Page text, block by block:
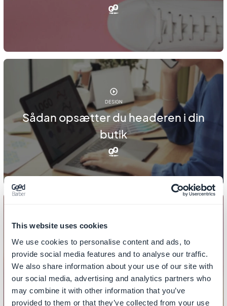
This website uses cookies
We use cookies to personalise content and ads, to
provide social media features and to analyse our traffic.
We also share information about your use of our site with
our social media, advertising and analytics partners who
may combine it with other information that you’ve
provided to them or that they’ve collected from your use
DESIGN
Sådan opsætter du headeren i din
butik
Sådan indstiller du den globale stil i
din butik